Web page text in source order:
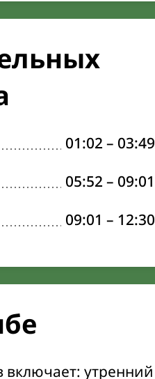
01:02 – 03:49
05:52 – 09:01
09:01 – 12:30
включает: утренний